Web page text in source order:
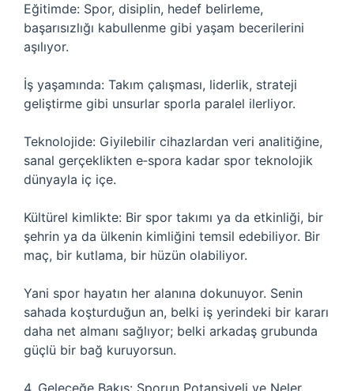
Eğitimde: Spor, disiplin, hedef belirleme,
başarısızlığı kabullenme gibi yaşam becerilerini
aşılıyor.
İş yaşamında: Takım çalışması, liderlik, strateji
geliştirme gibi unsurlar sporla paralel ilerliyor.
Teknolojide: Giyilebilir cihazlardan veri analitiğine,
sanal gerçeklikten e‑spora kadar spor teknolojik
dünyayla iç içe.
Kültürel kimlikte: Bir spor takımı ya da etkinliği, bir
şehrin ya da ülkenin kimliğini temsil edebiliyor. Bir
maç, bir kutlama, bir hüzün olabiliyor.
Yani spor hayatın her alanına dokunuyor. Senin
sahada koşturduğun an, belki iş yerindeki bir kararı
daha net almanı sağlıyor; belki arkadaş grubunda
güçlü bir bağ kuruyorsun.
4. Geleceğe Bakış: Sporun Potansiyeli ve Neler